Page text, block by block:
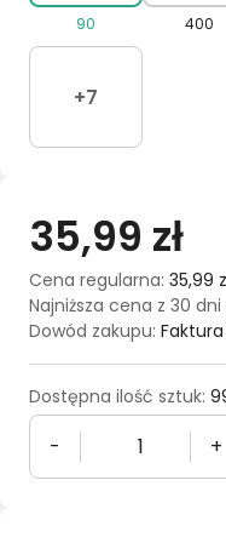
35,99 zł
Cena regularna: 35,99
Najniższa cena z 30
Dowód zakupu:
Dostępna ilość sztuk:
- +
90 400
+7